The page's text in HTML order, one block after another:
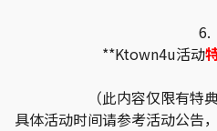
6.
**Ktown4u活动
（此内容仅限有特
具体活动时间请参考活动公告